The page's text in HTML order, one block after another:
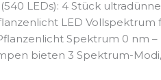
LEDs): 4 Stück
LED
Spektrum 0 nm –
bieten 3 Spektrum-